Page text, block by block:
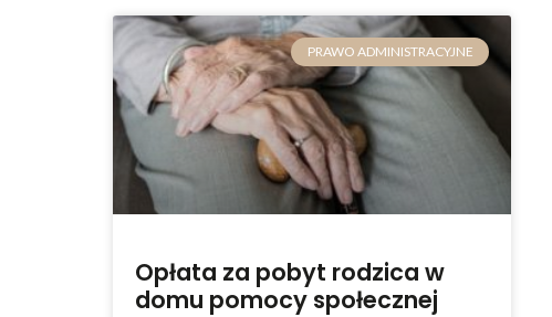
PRAWO ADMINISTRACYJNE
Opłata za pobyt rodzica w
domu pomocy społecznej